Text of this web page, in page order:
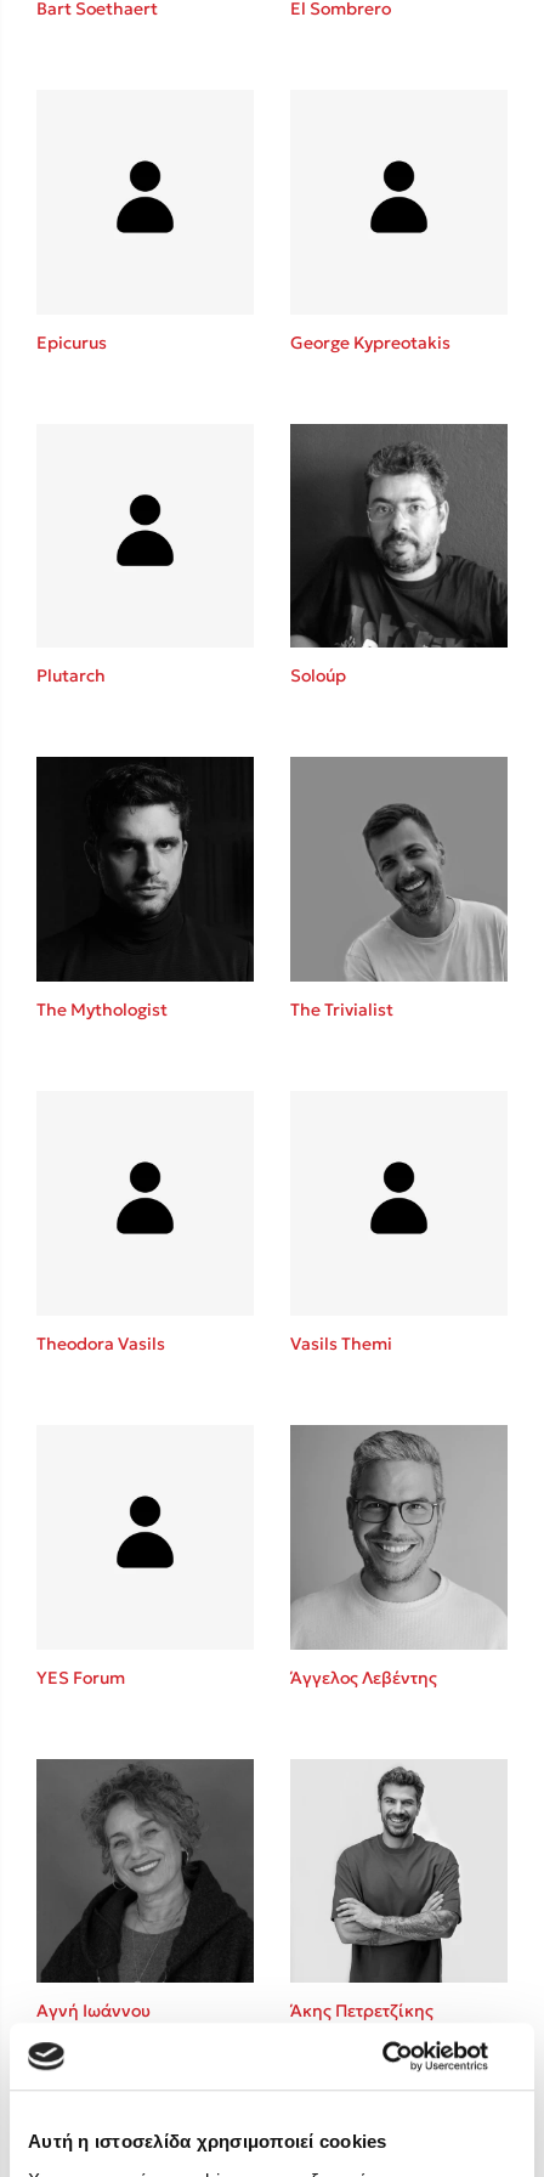
Αυτή η ιστοσελίδα χρησιμοποιεί cookies
Playlist
Το λεξικό της ζωής σου
Ιωάννης Γλωσσόπουλος
Ένας γίγαντας στο σχολείο
Δανάη Δεληγεώργη
Δημοφιλείς Συγγραφείς
Φυστίκι ΠουΚυλάει
Sebastian Fitzek
Κατρίνα Τσάνταλη
Lucinda Riley
Mimi Matthews
Benzamin Bécue
Rebecca Yarros
Teo Benedetti
Τζένη Κουτσοδημητροπούλου
Ali Hazelwood
Cori Doerrfeld
Pierdomenico Baccalario
Δανάη Ιμπραχήμ
Bart Soethaert El Sombrero
Epicurus George Kypreotakis
Plutarch Soloúp
The Mythologist The Trivialist
Theodora Vasils Vasils Themi
YES Forum Άγγελος Λεβέντης
Αγνή Ιωάννου Άκης Πετρετζίκης